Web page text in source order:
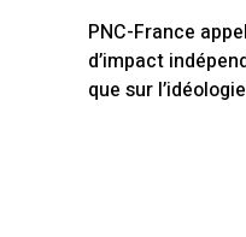
PNC-France
d’impact
que sur